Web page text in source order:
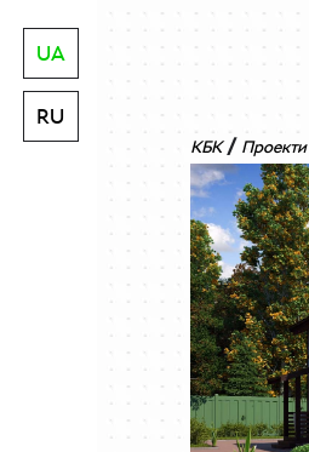
UA
RU
КБК / Проекти